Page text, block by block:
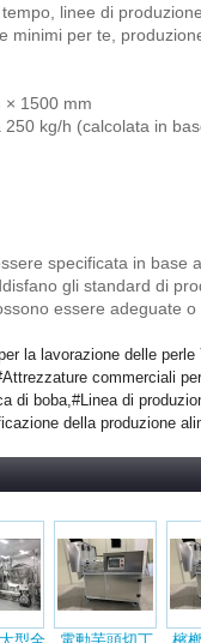
linee di
minimi per te,
× 1500 mm
kg/h (calcolata in
specificata in base
gli standard di
essere adeguate
la lavorazione delle perle
commerciali
di boba,#Linea di
della produzione